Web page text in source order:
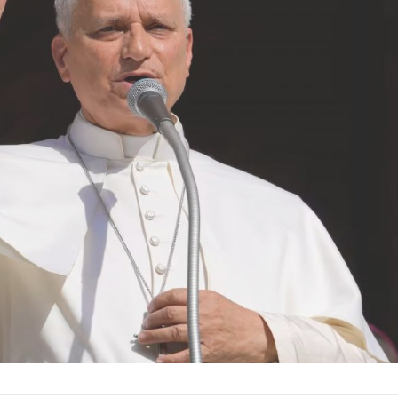
Fue el primer Papa americano es el
jesuita argentino Jorge Mario
Bergoglio, arzobispo de Buenos A...
Ver Biografï¿½a y Noticias